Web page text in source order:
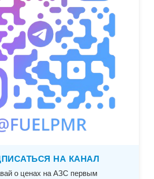
НА КАНАЛ
о ценах на АЗС первым